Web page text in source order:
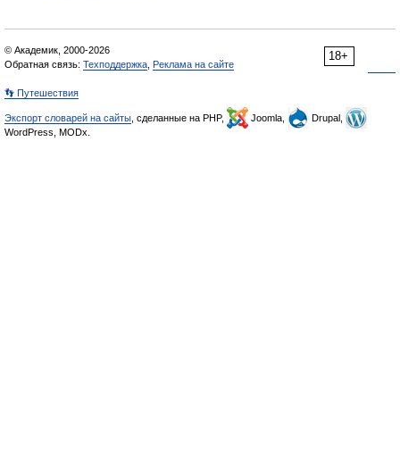
18+
© Академик, 2000-2026
Обратная связь: Техподдержка Реклама на сайте
👣 Путешествия
Экспорт словарей на сайты , сделанные на PHP, Joomla,
Drupal,
WordPress, MODx.